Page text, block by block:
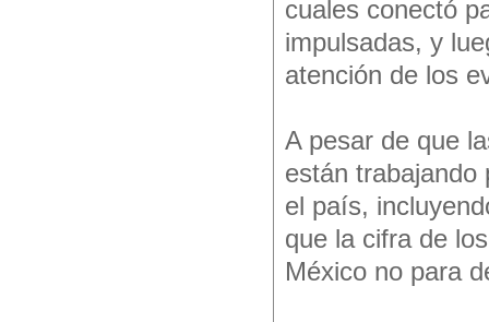
cuales conectó
impulsadas, y
atención de los
A pesar de que
están trabajando
el país,
que la cifra de
México no para